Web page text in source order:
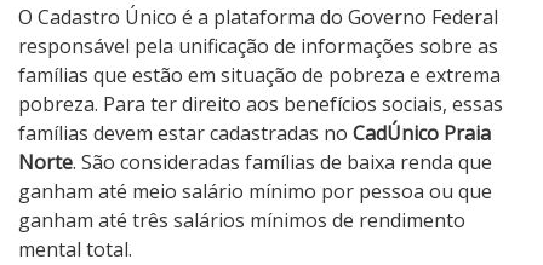
O Cadastro Único é a plataforma do Governo Federal
responsável pela unificação de informações sobre as
famílias que estão em situação de pobreza e extrema
pobreza. Para ter direito aos benefícios sociais, essas
famílias devem estar cadastradas no CadÚnico Praia
Norte. São consideradas famílias de baixa renda que
ganham até meio salário mínimo por pessoa ou que
ganham até três salários mínimos de rendimento
mental total.